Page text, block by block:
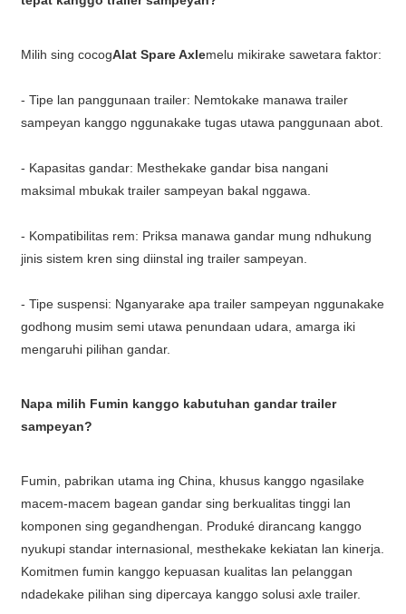
Milih sing cocogAlat Spare Axlemelu mikirake sawetara faktor:
- Tipe lan panggunaan trailer: Nemtokake manawa trailer
sampeyan kanggo nggunakake tugas utawa panggunaan abot.
- Kapasitas gandar: Mesthekake gandar bisa nangani
maksimal mbukak trailer sampeyan bakal nggawa.
- Kompatibilitas rem: Priksa manawa gandar mung ndhukung
jinis sistem kren sing diinstal ing trailer sampeyan.
- Tipe suspensi: Nganyarake apa trailer sampeyan nggunakake
godhong musim semi utawa penundaan udara, amarga iki
mengaruhi pilihan gandar.
Napa milih Fumin kanggo kabutuhan gandar trailer
sampeyan?
Fumin, pabrikan utama ing China, khusus kanggo ngasilake
macem-macem bagean gandar sing berkualitas tinggi lan
komponen sing gegandhengan. Produké dirancang kanggo
nyukupi standar internasional, mesthekake kekiatan lan kinerja.
Komitmen fumin kanggo kepuasan kualitas lan pelanggan
ndadekake pilihan sing dipercaya kanggo solusi axle trailer.